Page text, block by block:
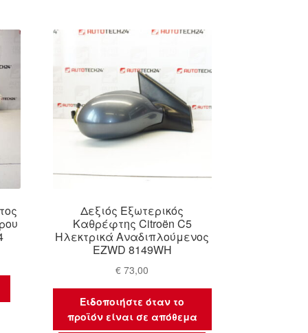
Δεξιός Εξωτερικός
Καθρέφτης Citroën C5
Ηλεκτρικά Αναδιπλούμενος
EZWD 8149WH
€ 73,00
Ειδοποιήστε όταν το
προϊόν είναι σε απόθεμα